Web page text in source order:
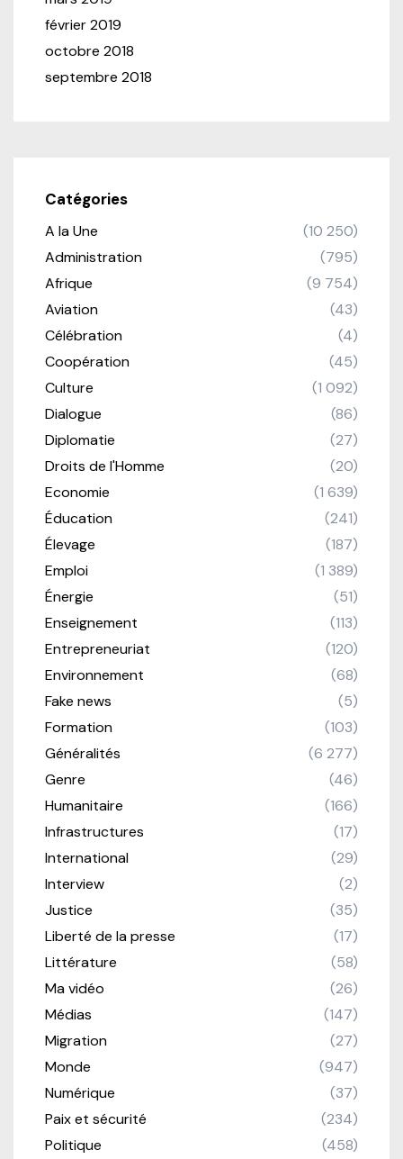
février 2019
octobre 2018
septembre 2018
Catégories
A la Une
(10 250)
Administration
(795)
Afrique
(9 754)
Aviation
(43)
Célébration
(4)
Coopération
(45)
Culture
(1 092)
Dialogue
(86)
Diplomatie
(27)
Droits de l'Homme
(20)
Economie
(1 639)
Éducation
(241)
Élevage
(187)
Emploi
(1 389)
Énergie
(51)
Enseignement
(113)
Entrepreneuriat
(120)
Environnement
(68)
Fake news
(5)
Formation
(103)
Généralités
(6 277)
Genre
(46)
Humanitaire
(166)
Infrastructures
(17)
International
(29)
Interview
(2)
Justice
(35)
Liberté de la presse
(17)
Littérature
(58)
Ma vidéo
(26)
Médias
(147)
Migration
(27)
Monde
(947)
Numérique
(37)
Paix et sécurité
(234)
Politique
(458)